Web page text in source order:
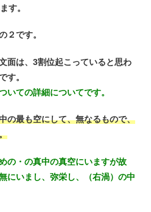
す。
です。
面は、3割位起こっていると思わ
す。
いての詳細についてです。
の最も空にして、無なるもので、
の・の真中の真空にいますが故
にいまし、弥栄し、（右渦）の中